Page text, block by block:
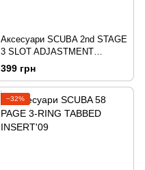
Аксесуари SCUBA 2nd STAGE
3 SLOT ADJASTMENT
TOOL'09
399 грн
−32%